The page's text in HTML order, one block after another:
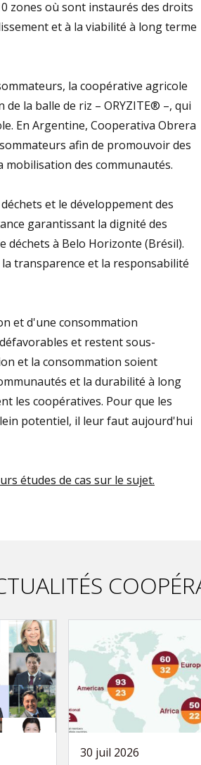
zones où sont instaurés des droits
et à la viabilité à long terme
la coopérative agricole
la balle de riz – ORYZITE® –, qui
En Argentine, Cooperativa Obrera
afin de promouvoir des
des communautés.
et le développement des
garantissant la dignité des
déchets à Belo Horizonte (Brésil).
transparence et la responsabilité
et d'une consommation
et restent sous-
et la consommation soient
et la durabilité à long
les coopératives. Pour que les
potentiel, il leur faut aujourd'hui
études de cas sur le sujet.
30 juil 2026